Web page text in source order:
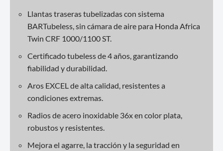
Llantas traseras tubelizadas con sistema
BARTubeless, sin cámara de aire para Honda Africa
Twin CRF 1000/1100 ST.
Certificado tubeless de 4 años, garantizando
fiabilidad y durabilidad.
Aros EXCEL de alta calidad, resistentes a
condiciones extremas.
Radios de acero inoxidable 36x en color plata,
robustos y resistentes.
Mejora el agarre, la tracción y la seguridad en